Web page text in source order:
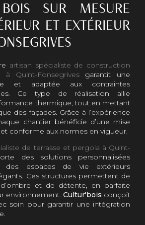
BOIS SUR MESURE
ET EXTÉRIEUR
artisan spécialiste de construction
Quint-Fonsegrivesgarantit une
et adaptée aux contraintes
Ce type de réalisation allie
thermique, tout en mettant
des façades. Grâce à l’expérience
chantier bénéficie d’une mise
conforme aux normes en vigueur.
de terrasse et pergola à Quint-
des solutions personnalisées
des espaces de vie extérieurs
Ces structures permettent de
et de détente, en parfaite
environnement. Cultur'bois conçoit
soin pour garantir une intégration